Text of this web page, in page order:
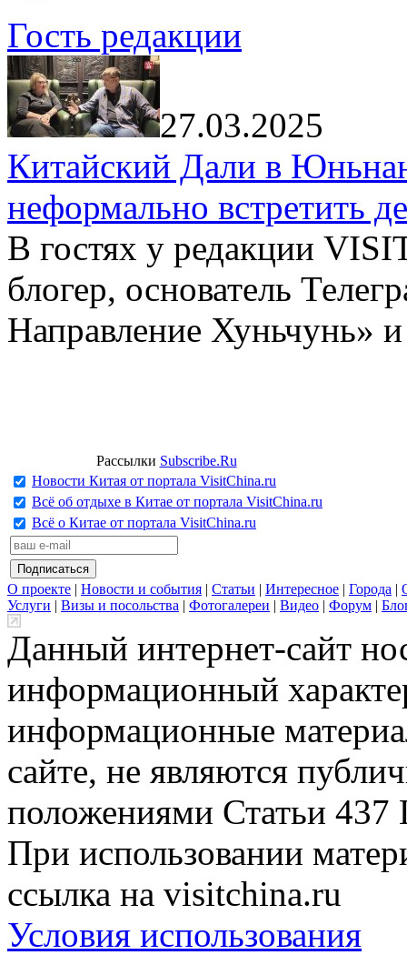
Гость редакции
27.03.2025
Китайский Дали в
неформально встретить
В гостях у редакции
блогер, основатель
Направление Хуньчунь»
Рассылки Subscribe.Ru
Новости Китая от портала VisitChina.ru
Всё об отдыхе в Китае от портала VisitChina.ru
Всё о Китае от портала VisitChina.ru
О проекте | Новости и события | Статьи | Интересное | Города |
Услуги | Визы и посольства | Фотогалереи | Видео | Форум |
Данный интернет-сайт
информационный
информационные
сайте, не являются
положениями Статьи 437
При использовании
ссылка на visitchina.ru
Условия использования